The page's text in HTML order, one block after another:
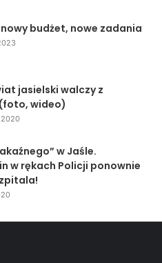
budżet, nowe zadania
jasielski walczy z
wideo)
w Jaśle.
w rękach Policji ponownie